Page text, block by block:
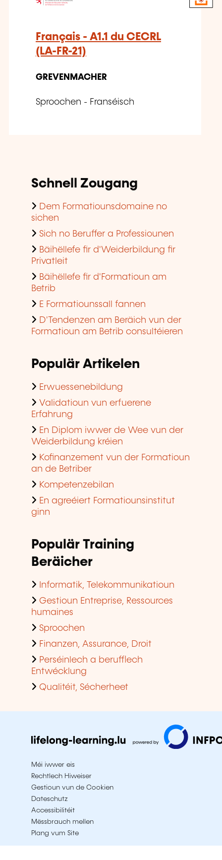
Français - A1.1 du CECRL
(LA-FR-21)
GREVENMACHER
Sproochen - Franséisch
Schnell Zougang
Dem Formatiounsdomaine no
sichen
Sich no Beruffer a Professiounen
Bäihëllefe fir d'Weiderbildung fir
Privatleit
Bäihëllefe fir d'Formatioun am
Betrib
E Formatiounssall fannen
D'Tendenzen am Beräich vun der
Formatioun am Betrib consultéieren
Populär Artikelen
Erwuessenebildung
Validatioun vun erfuerene
Erfahrung
En Diplom iwwer de Wee vun der
Weiderbildung kréien
Kofinanzement vun der Formatioun
an de Betriber
Kompetenzebilan
En agreéiert Formatiounsinstitut
ginn
Populär Training
Beräicher
Informatik, Telekommunikatioun
Gestioun Entreprise, Ressources
humaines
Sproochen
Finanzen, Assurance, Droit
Perséinlech a berufflech
Entwécklung
Qualitéit, Sécherheet
Méi iwwer eis
Rechtlech Hiweiser
Gestioun vun de Cookien
Dateschutz
Accessibilitéit
Mëssbrauch mellen
Plang vum Site